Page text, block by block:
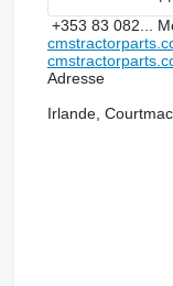
+353 83 082...
Adresse
Irlande,